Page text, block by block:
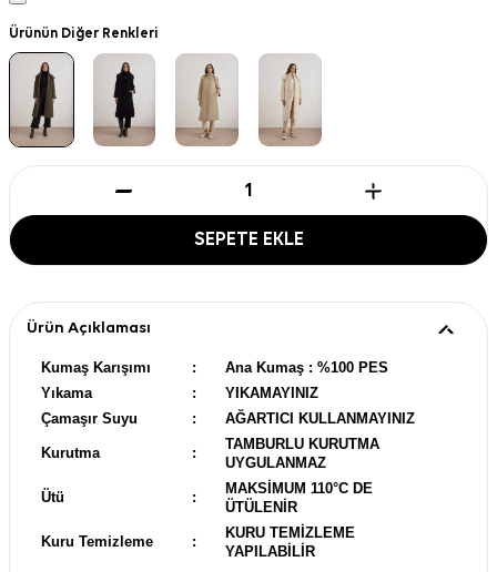
Ürünün Diğer Renkleri
SEPETE EKLE
Ürün Açıklaması
Kumaş Karışımı :
Ana Kumaş : %100 PES
Yıkama
:
YIKAMAYINIZ
Çamaşır Suyu
: AĞARTICI KULLANMAYINIZ
Kurutma :
TAMBURLU KURUTMA
UYGULANMAZ
Ütü :
MAKSİMUM 110°C DE
ÜTÜLENİR
Kuru Temizleme :
KURU TEMİZLEME
YAPILABİLİR